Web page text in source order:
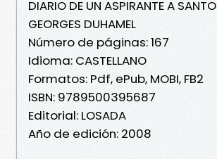
DIARIO DE UN ASPIRANTE A SANTO
GEORGES DUHAMEL
Número de páginas: 167
Idioma: CASTELLANO
Formatos: Pdf, ePub, MOBI, FB2
ISBN: 9789500395687
Editorial: LOSADA
Año de edición: 2008